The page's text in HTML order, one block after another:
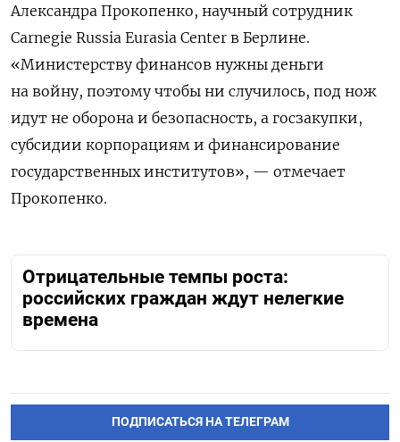
Александра Прокопенко, научный сотрудник
Carnegie Russia Eurasia Center в Берлине.
«Министерству финансов нужны деньги
на войну, поэтому чтобы ни случилось, под нож
идут не оборона и безопасность, а госзакупки,
субсидии корпорациям и финансирование
государственных институтов», — отмечает
Прокопенко.
Отрицательные темпы роста:
российских граждан ждут нелегкие
времена
ПОДПИСАТЬСЯ НА ТЕЛЕГРАМ